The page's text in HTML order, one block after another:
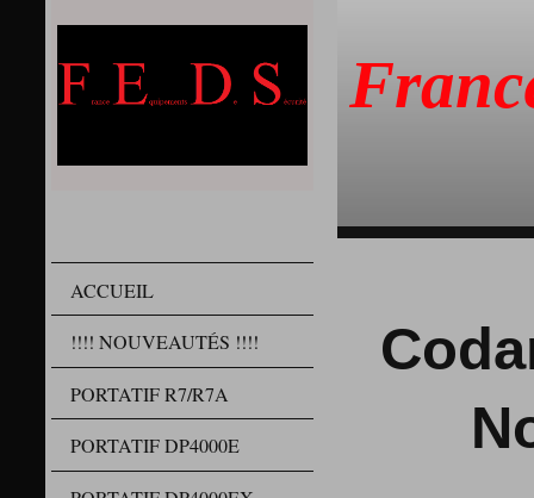
ACCUEIL
!!!! NOUVEAUTÉS !!!!
PORTATIF R7/R7A
PORTATIF DP4000E